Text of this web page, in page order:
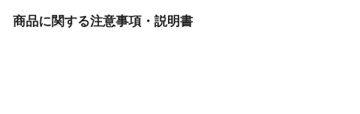
商品に関する注意事項・説明書